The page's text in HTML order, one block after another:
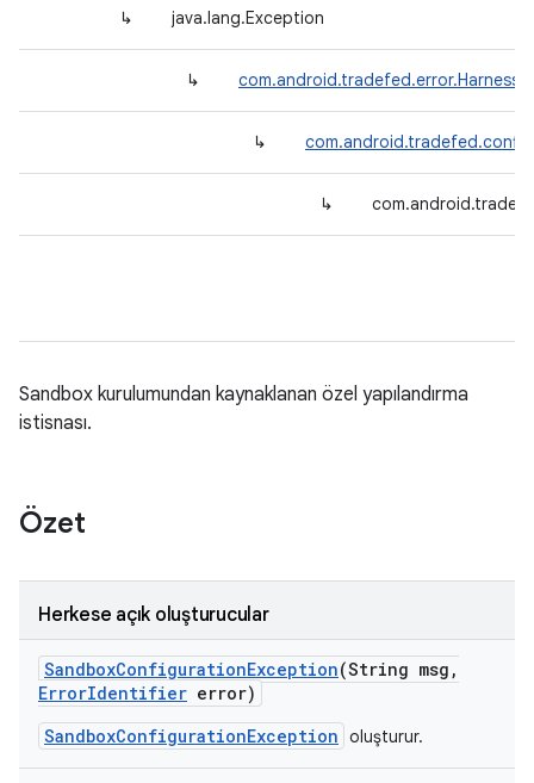
↳ java.lang.Exception
↳
↳
↳
Sandbox kurulumundan kaynaklanan özel yapılandırma
istisnası.
Özet
Herkese açık oluşturucular
SandboxConfigurationException(String msg ,
ErrorIdentifier error)
SandboxConfigurationException oluşturur.